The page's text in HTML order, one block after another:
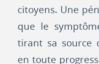
citoyens. Une
que le
tirant sa source
en toute